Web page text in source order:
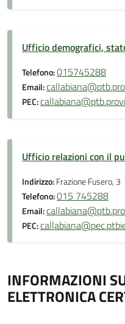
Ufficio demografici,
Telefono:015745288
Email:
PEC:
Ufficio relazioni con il
Indirizzo:Frazione Fusero, 3
Telefono:015 745288
Email:
PEC:
INFORMAZIONI
ELETTRONICA